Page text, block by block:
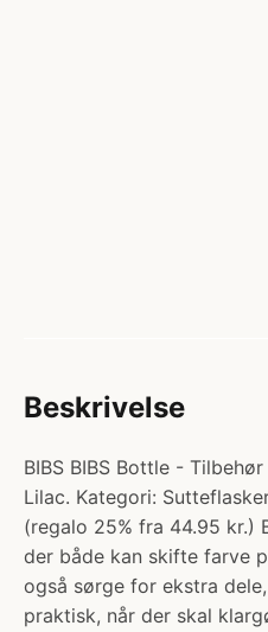
Beskrivelse
BIBS BIBS Bottle -
Lilac. Kategori:
(regalo 25% fra 44.95 kr.)
der både kan skifte farve
også sørge for ekstra
praktisk, når der skal